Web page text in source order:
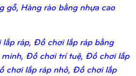
gỗ, Hàng rào bằng nhựa cao
ráp, Đồ chơi lắp ráp bằng
Đồ chơi trí tuệ, Đồ chơi lắp
chơi lắp ráp nhỏ, Đồ chơi lắp